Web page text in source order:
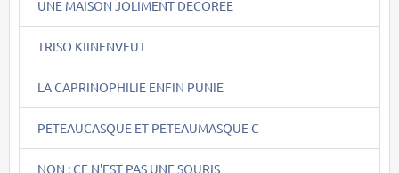
UNE MAISON JOLIMENT DECOREE
TRISO KIINENVEUT
LA CAPRINOPHILIE ENFIN PUNIE
PETEAUCASQUE ET PETEAUMASQUE C
NON : CE N'EST PAS UNE SOURIS